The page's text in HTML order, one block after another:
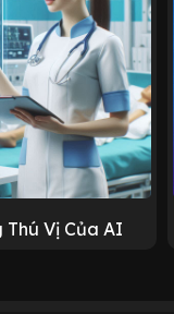
Thú Vị Của AI